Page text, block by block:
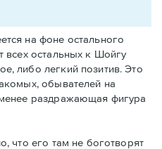
на фоне остального
всех остальных к Шойгу
либо легкий позитив. Это
обывателей на
раздражающая фигура
что его там не боготворят